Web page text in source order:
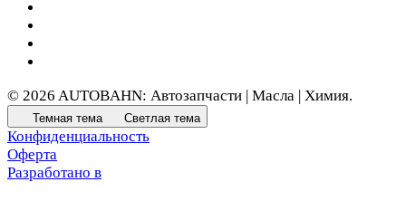
© 2026 AUTOBAHN: Автозапчасти | Масла | Химия.
Темная тема Светлая тема
Конфиденциальность
Оферта
Разработано в